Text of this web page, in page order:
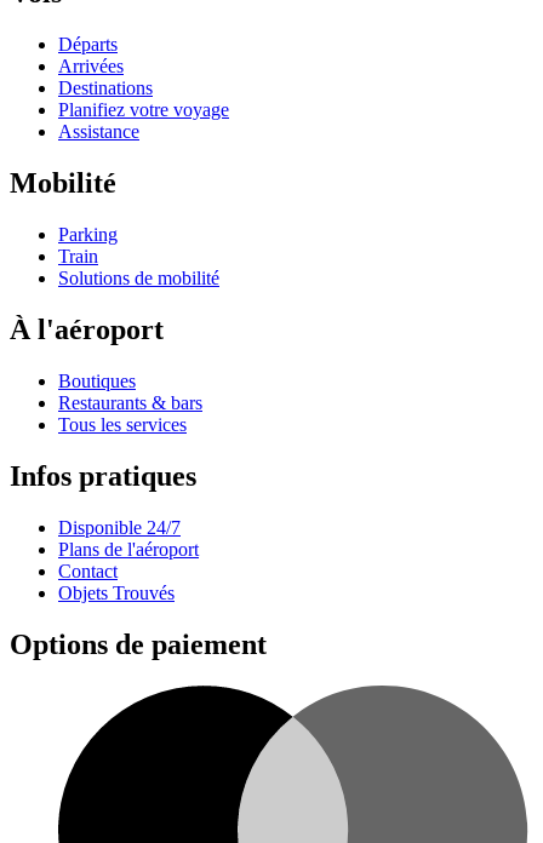
Départs
Arrivées
Destinations
Planifiez votre voyage
Assistance
Mobilité
Parking
Train
Solutions de mobilité
À l'aéroport
Boutiques
Restaurants & bars
Tous les services
Infos pratiques
Disponible 24/7
Plans de l'aéroport
Contact
Objets Trouvés
Options de paiement